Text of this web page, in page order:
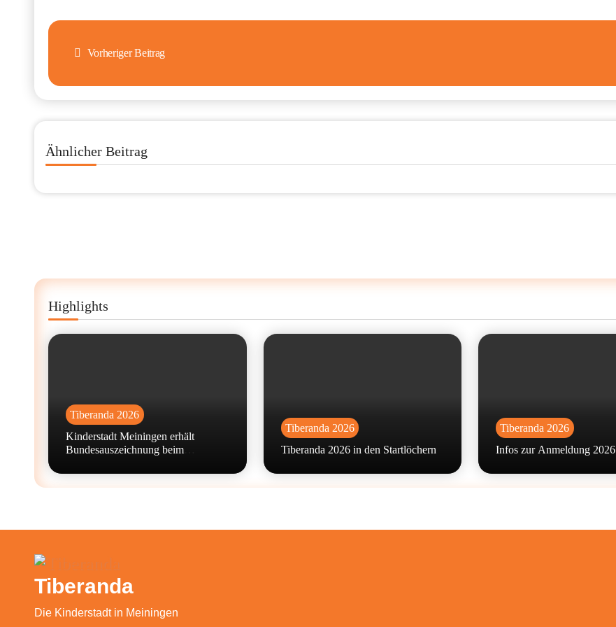
Beitragsnavigation
Vorheriger Beitrag
Ähnlicher Beitrag
Highlights
Tiberanda 2026
Kinderstadt Meiningen erhält
Bundesauszeichnung beim
Tiberanda 2026
Tiberanda 2026 in den Startlöchern
Tiberanda 2026
Infos zur Anmeldung 2026
Tiberanda
Die Kinderstadt in Meiningen